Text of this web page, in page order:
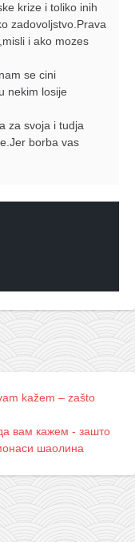
krize i toliko inih
zadovoljstvo.Prava
i ako mozes
se cini
nekim losije
za svoja i tudja
borba vas
kažem – zašto
вам кажем - зашто
шаолина